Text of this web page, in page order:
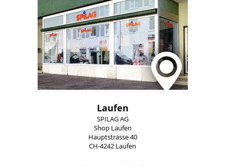
Laufen
SPILAG AG
Shop Laufen
Hauptstrasse 40
CH-4242 Laufen